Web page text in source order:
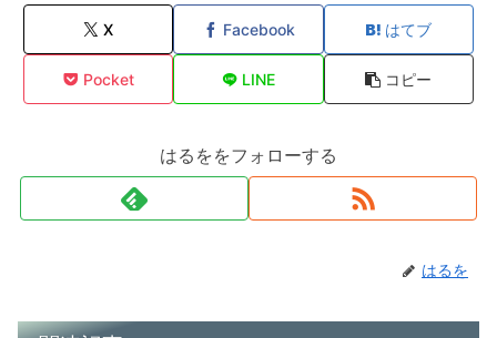
X Facebook はてブ
Pocket LINE コピー
はるををフォローする
はるを